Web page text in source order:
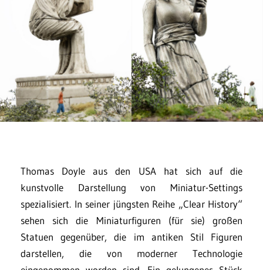
Thomas Doyle aus den USA hat sich auf die
kunstvolle Darstellung von Miniatur-Settings
spezialisiert. In seiner jüngsten Reihe „Clear History“
sehen sich die Miniaturfiguren (für sie) großen
Statuen gegenüber, die im antiken Stil Figuren
darstellen, die von moderner Technologie